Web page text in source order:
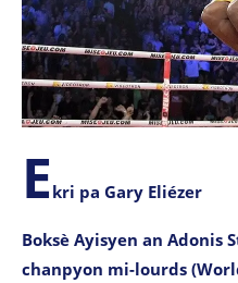
E kri pa Gary Eliézer
Boksè Ayisyen an Adonis
chanpyon mi-lourds